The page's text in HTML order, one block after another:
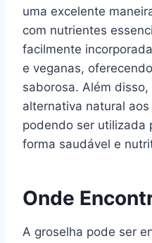
uma excelente
com nutrientes
facilmente
e veganas,
saborosa. Além
alternativa natural
podendo ser utilizada
forma saudável e
Onde
A groselha pode ser